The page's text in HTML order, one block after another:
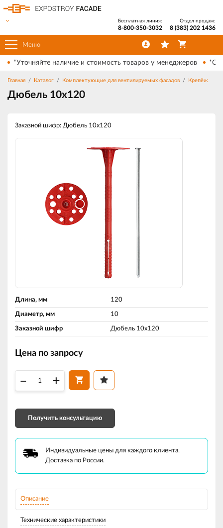
Меню
Бесплатная линия:
8-800-350-3032
Отдел продаж:
8 (383) 202 1436
*Уточняйте наличие и стоимость товаров у менеджеров
Главная Каталог Комплектующие для вентилируемых фасадов Крепёж
Дюбель 10х120
Заказной шифр: Дюбель 10х120
Длина, мм 120
Диаметр, мм 10
Заказной шифр Дюбель 10х120
Цена по запросу
– +
Получить консультацию
Индивидуальные цены для каждого клиента.
Доставка по России.
Описание
Технические характеристики